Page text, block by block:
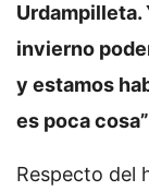
Urdampilleta.
invierno
y estamos
es poca cosa”
Respecto del